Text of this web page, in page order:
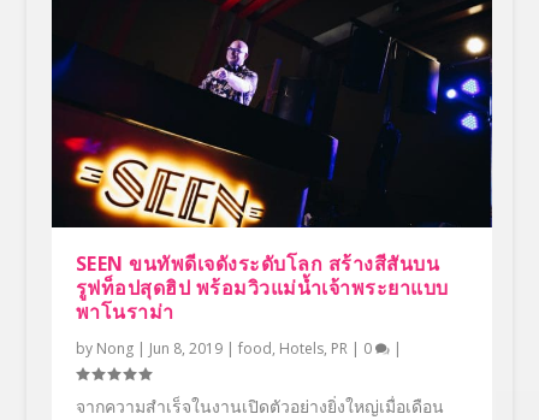
SEEN ขนทัพดีเจดังระดับโลก สร้างสีสันบน
รูฟท็อปสุดฮิป พร้อมวิวแม่น้ำเจ้าพระยาแบบ
พาโนราม่า
by Nong| Jun 8, 2019| food, Hotels, PR| 0 |
จากความสำเร็จในงานเปิดตัวอย่างยิ่งใหญ่เมื่อเดือน